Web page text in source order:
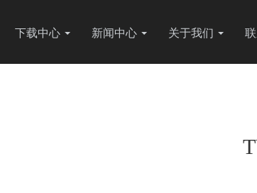
下载中心 新闻中心 关于我们